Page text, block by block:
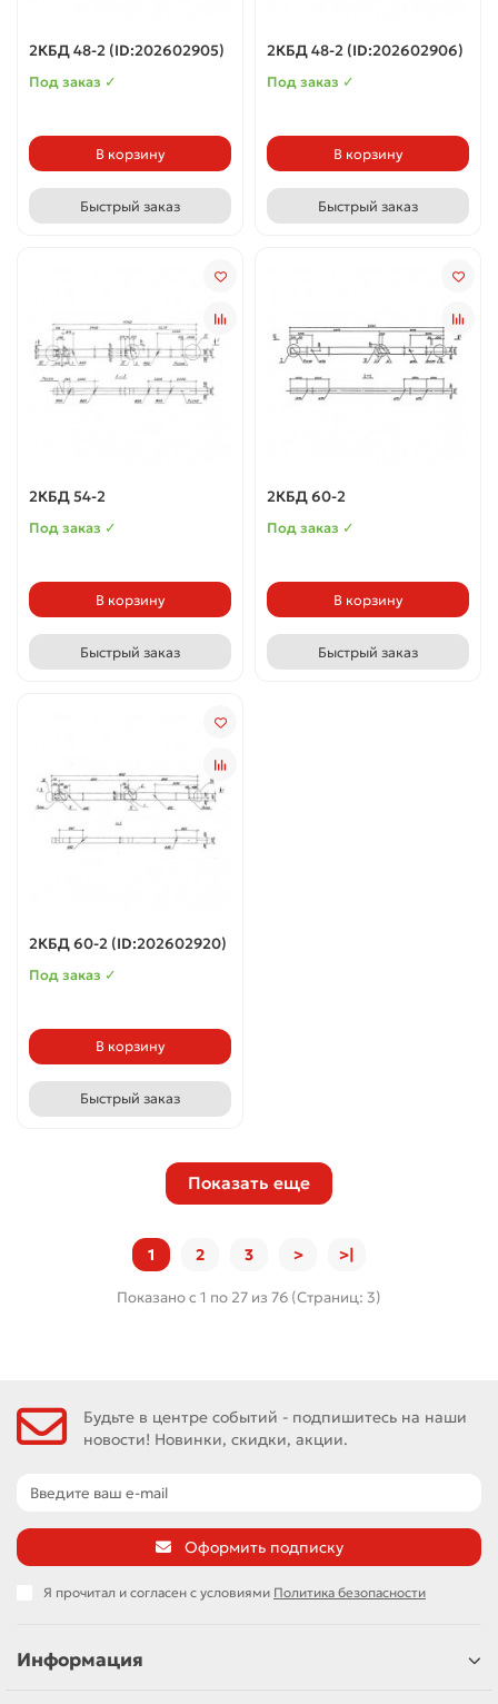
2КБД 48-2 (ID:202602905)
Под заказ ✓
В корзину
Быстрый заказ
2КБД 48-2 (ID:202602906)
Под заказ ✓
В корзину
Быстрый заказ
2КБД 54-2
Под заказ ✓
В корзину
Быстрый заказ
2КБД 60-2
Под заказ ✓
В корзину
Быстрый заказ
2КБД 60-2 (ID:202602920)
Под заказ ✓
В корзину
Быстрый заказ
Показать еще
1 2 3 > >|
Показано с 1 по 27 из 76 (Страниц: 3)
Будьте в центре событий - подпишитесь на наши
новости! Новинки, скидки, акции.
Оформить подписку
Я прочитал и согласен с условиями Политика безопасности
Информация